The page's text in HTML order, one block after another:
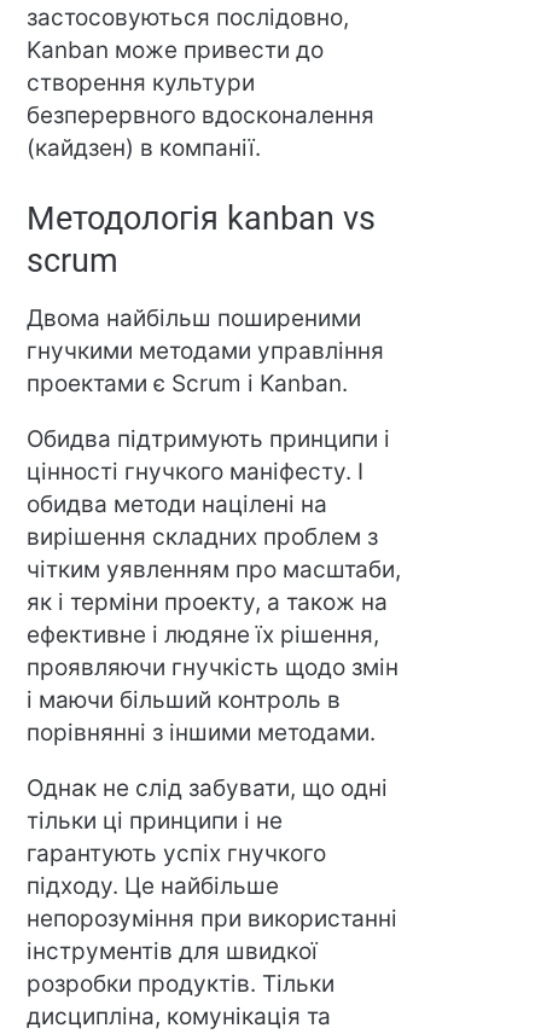
застосовуються послідовно,
Kanban може привести до
створення культури
безперервного вдосконалення
(кайдзен) в компанії.
Методологія kanban vs
scrum
Двома найбільш поширеними
гнучкими методами управління
проектами є Scrum і Kanban.
Обидва підтримують принципи і
цінності гнучкого маніфесту. І
обидва методи націлені на
вирішення складних проблем з
чітким уявленням про масштаби,
як і терміни проекту, а також на
ефективне і людяне їх рішення,
проявляючи гнучкість щодо змін
і маючи більший контроль в
порівнянні з іншими методами.
Однак не слід забувати, що одні
тільки ці принципи і не
гарантують успіх гнучкого
підходу. Це найбільше
непорозуміння при використанні
інструментів для швидкої
розробки продуктів. Тільки
дисципліна, комунікація та